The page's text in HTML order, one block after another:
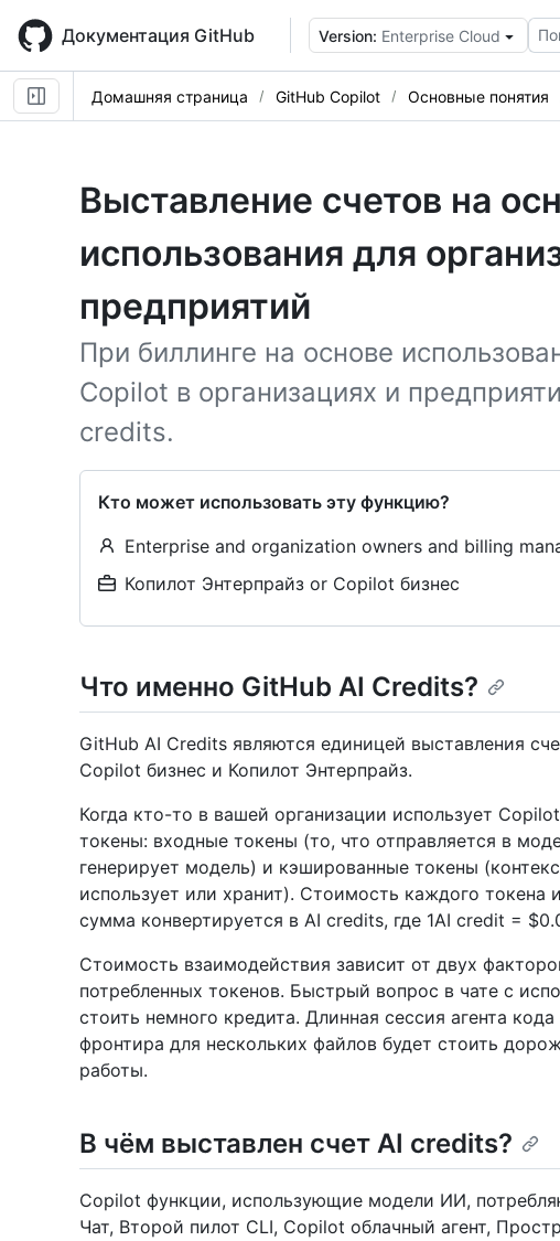
main
content
Документация GitHub Version: Enterprise Cloud
Домашняя страница GitHub Copilot Основные понятия
Выставление счетов на
использования для
предприятий
При биллинге на основе
Copilot в организациях и
credits.
Кто может использовать эту функцию?
Enterprise and organization owners and billing
Копилот Энтерпрайз or Copilot бизнес
Что именно GitHub AI Credits?
GitHub AI Credits являются единицей выставления
Copilot бизнес и Копилот Энтерпрайз.
Когда кто-то в вашей организации использует
токены: входные токены (то, что отправляется в
генерирует модель) и кэшированные токены
использует или хранит). Стоимость каждого токена
сумма конвертируется в AI credits, где 1AI credit =
Стоимость взаимодействия зависит от двух
потребленных токенов. Быстрый вопрос в чате с
стоить немного кредита. Длинная сессия агента
фронтира для нескольких файлов будет стоить
работы.
В чём выставлен счет AI credits?
Copilot функции, использующие модели ИИ,
Чат, Второй пилот CLI, Copilot облачный агент,